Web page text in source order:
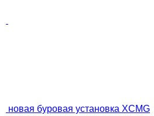
новая буровая установка XCMG